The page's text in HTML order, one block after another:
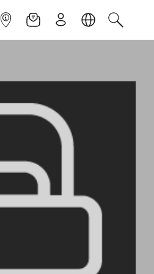
INFOPOINTNEWSLETTER
ISCRIVITILINGUACERCA